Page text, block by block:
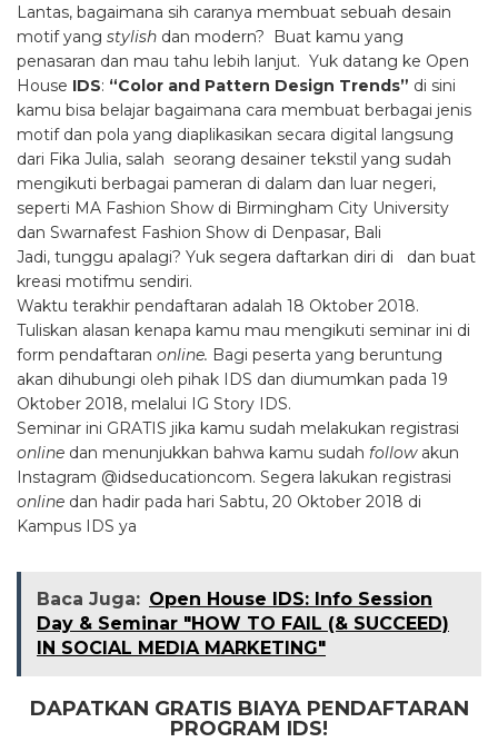
Lantas, bagaimana sih caranya membuat sebuah desain
motif yang stylish dan modern? Buat kamu yang
penasaran dan mau tahu lebih lanjut. Yuk datang ke Open
House IDS: “Color and Pattern Design Trends” di sini
kamu bisa belajar bagaimana cara membuat berbagai jenis
motif dan pola yang diaplikasikan secara digital langsung
dari Fika Julia, salah seorang desainer tekstil yang sudah
mengikuti berbagai pameran di dalam dan luar negeri,
seperti MA Fashion Show di Birmingham City University
dan Swarnafest Fashion Show di Denpasar, Bali
Jadi, tunggu apalagi? Yuk segera daftarkan diri di dan buat
kreasi motifmu sendiri.
Waktu terakhir pendaftaran adalah 18 Oktober 2018.
Tuliskan alasan kenapa kamu mau mengikuti seminar ini di
form pendaftaran online. Bagi peserta yang beruntung
akan dihubungi oleh pihak IDS dan diumumkan pada 19
Oktober 2018, melalui IG Story IDS.
Seminar ini GRATIS jika kamu sudah melakukan registrasi
online dan menunjukkan bahwa kamu sudah followakun
Instagram @idseducationcom. Segera lakukan registrasi
online dan hadir pada hari Sabtu, 20 Oktober 2018 di
Kampus IDS ya
Baca Juga: Open House IDS: Info Session
Day & Seminar "HOW TO FAIL (& SUCCEED)
IN SOCIAL MEDIA MARKETING"
DAPATKAN GRATIS BIAYA PENDAFTARAN
PROGRAM IDS!